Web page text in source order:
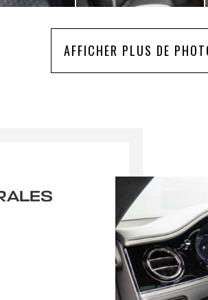
alerte
formulaire ci-dessous pour recevoir une
PARTOUT EN
AFFICHER PLUS DE